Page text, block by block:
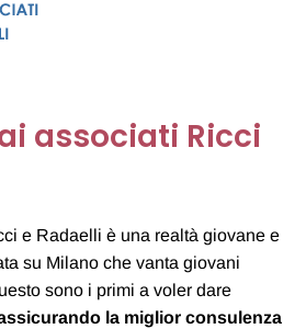
associati Ricci
e Radaelli è una realtà giovane e
su Milano che vanta giovani
sono i primi a voler dare
la miglior consulenza